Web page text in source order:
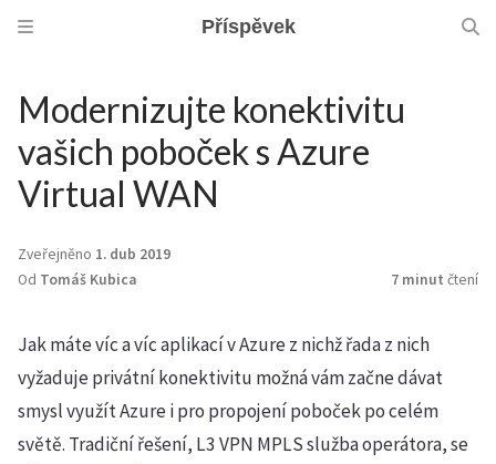
Příspěvek
Modernizujte konektivitu
vašich poboček s Azure
Virtual WAN
Zveřejněno 1. dub 2019
Od Tomáš Kubica 7 minut čtení
Jak máte víc a víc aplikací v Azure z nichž řada z nich
vyžaduje privátní konektivitu možná vám začne dávat
smysl využít Azure i pro propojení poboček po celém
světě. Tradiční řešení, L3 VPN MPLS služba operátora, se